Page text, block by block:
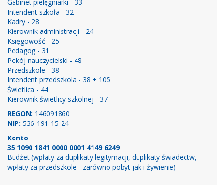
Gabinet pielęgniarki - 33
Intendent szkoła - 32
Kadry - 28
Kierownik administracji - 24
Księgowość - 25
Pedagog - 31
Pokój nauczycielski - 48
Przedszkole - 38
Intendent przedszkola - 38 + 105
Świetlica - 44
Kierownik świetlicy szkolnej - 37
REGON: 146091860
NIP: 536-191-15-24
Konto
35 1090 1841 0000 0001 4149 6249
Budżet (wpłaty za duplikaty legitymacji, duplikaty świadectw,
wpłaty za przedszkole - zarówno pobyt jak i żywienie)